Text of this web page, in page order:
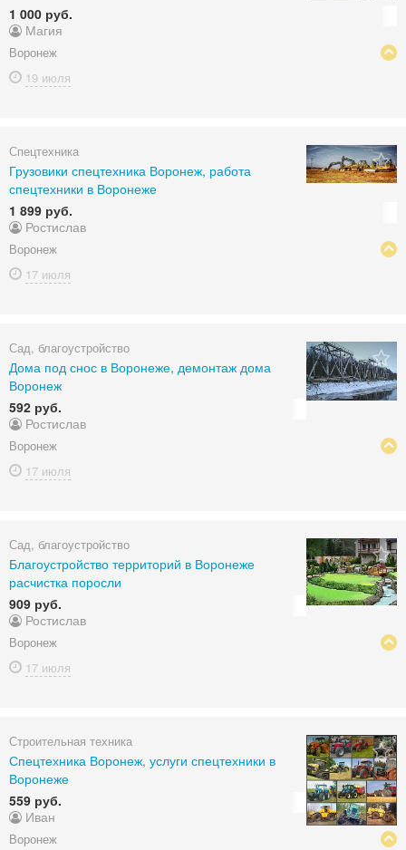
1 000 руб.
Магия
Воронеж
19 июля
Спецтехника
Грузовики спецтехника Воронеж, работа
спецтехники в Воронеже
1 899 руб.
Ростислав
Воронеж
17 июля
Сад, благоустройство
Дома под снос в Воронеже, демонтаж дома
Воронеж
592 руб.
Ростислав
Воронеж
17 июля
Сад, благоустройство
Благоустройство территорий в Воронеже
расчистка поросли
909 руб.
Ростислав
Воронеж
17 июля
Строительная техника
Спецтехника Воронеж, услуги спецтехники в
Воронеже
559 руб.
Иван
Воронеж